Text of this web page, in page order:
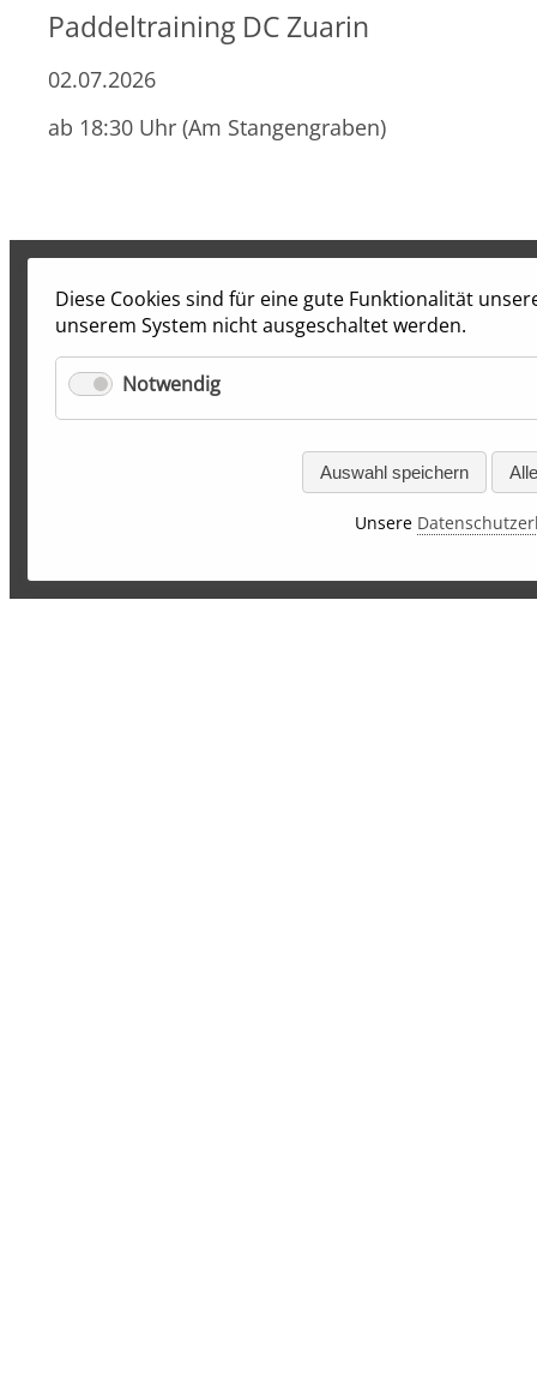
Paddeltraining DC Zuarin
02.07.2026
ab 18:30 Uhr (Am Stangengraben)
Diese Cookies sind für eine gute Funktionalität
unserem System nicht ausgeschaltet werden.
Notwendig
Auswahl speichern
Unsere